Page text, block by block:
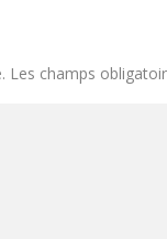
Les champs